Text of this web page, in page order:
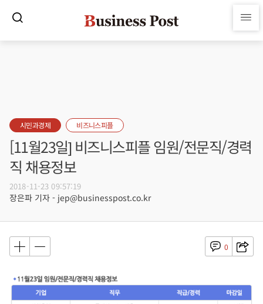
시민과경제 비즈니스피플
[11월23일] 비즈니스피플 임원/전문직/경력
직 채용정보
2018-11-23 09:57:19
장은파 기자 - jep@businesspost.co.kr
0